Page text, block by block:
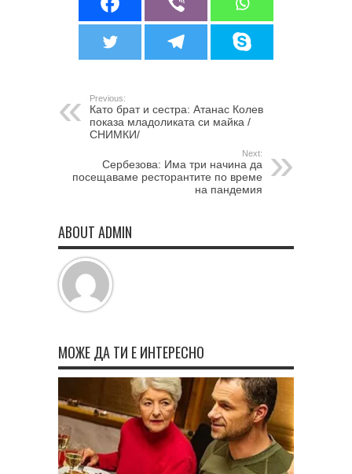
Previous:
Като брат и сестра: Атанас Колев
показа младоликата си майка /
СНИМКИ/
Next:
Сербезова: Има три начина да
посещаваме ресторантите по време
на пандемия
ABOUT ADMIN
МОЖЕ ДА ТИ Е ИНТЕРЕСНО